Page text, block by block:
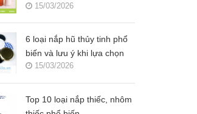
15/03/2026
6 loại nắp hũ thủy tinh phổ
biến và lưu ý khi lựa chọn
15/03/2026
Top 10 loại nắp thiếc, nhôm